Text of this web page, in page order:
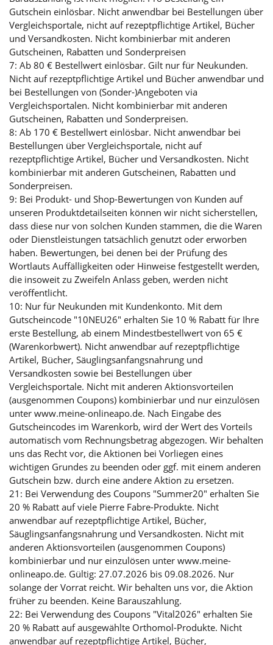
Gutschein einlösbar. Nicht anwendbar bei Bestellungen über
Vergleichsportale, nicht auf rezeptpflichtige Artikel, Bücher
und Versandkosten. Nicht kombinierbar mit anderen
Gutscheinen, Rabatten und Sonderpreisen
7: Ab 80 € Bestellwert einlösbar. Gilt nur für Neukunden.
Nicht auf rezeptpflichtige Artikel und Bücher anwendbar und
bei Bestellungen von (Sonder-)Angeboten via
Vergleichsportalen. Nicht kombinierbar mit anderen
Gutscheinen, Rabatten und Sonderpreisen.
8: Ab 170 € Bestellwert einlösbar. Nicht anwendbar bei
Bestellungen über Vergleichsportale, nicht auf
rezeptpflichtige Artikel, Bücher und Versandkosten. Nicht
kombinierbar mit anderen Gutscheinen, Rabatten und
Sonderpreisen.
9: Bei Produkt- und Shop-Bewertungen von Kunden auf
unseren Produktdetailseiten können wir nicht sicherstellen,
dass diese nur von solchen Kunden stammen, die die Waren
oder Dienstleistungen tatsächlich genutzt oder erworben
haben. Bewertungen, bei denen bei der Prüfung des
Wortlauts Auffälligkeiten oder Hinweise festgestellt werden,
die insoweit zu Zweifeln Anlass geben, werden nicht
veröffentlicht.
10: Nur für Neukunden mit Kundenkonto. Mit dem
Gutscheincode "10NEU26" erhalten Sie 10 % Rabatt für Ihre
erste Bestellung, ab einem Mindestbestellwert von 65 €
(Warenkorbwert). Nicht anwendbar auf rezeptpflichtige
Artikel, Bücher, Säuglingsanfangsnahrung und
Versandkosten sowie bei Bestellungen über
Vergleichsportale. Nicht mit anderen Aktionsvorteilen
(ausgenommen Coupons) kombinierbar und nur einzulösen
unter www.meine-onlineapo.de. Nach Eingabe des
Gutscheincodes im Warenkorb, wird der Wert des Vorteils
automatisch vom Rechnungsbetrag abgezogen. Wir behalten
uns das Recht vor, die Aktionen bei Vorliegen eines
wichtigen Grundes zu beenden oder ggf. mit einem anderen
Gutschein bzw. durch eine andere Aktion zu ersetzen.
21: Bei Verwendung des Coupons "Summer20" erhalten Sie
20 % Rabatt auf viele Pierre Fabre-Produkte. Nicht
anwendbar auf rezeptpflichtige Artikel, Bücher,
Säuglingsanfangsnahrung und Versandkosten. Nicht mit
anderen Aktionsvorteilen (ausgenommen Coupons)
kombinierbar und nur einzulösen unter www.meine-
onlineapo.de. Gültig: 27.07.2026 bis 09.08.2026. Nur
solange der Vorrat reicht. Wir behalten uns vor, die Aktion
früher zu beenden. Keine Barauszahlung.
22: Bei Verwendung des Coupons "Vital2026" erhalten Sie
20 % Rabatt auf ausgewählte Orthomol-Produkte. Nicht
anwendbar auf rezeptpflichtige Artikel, Bücher,